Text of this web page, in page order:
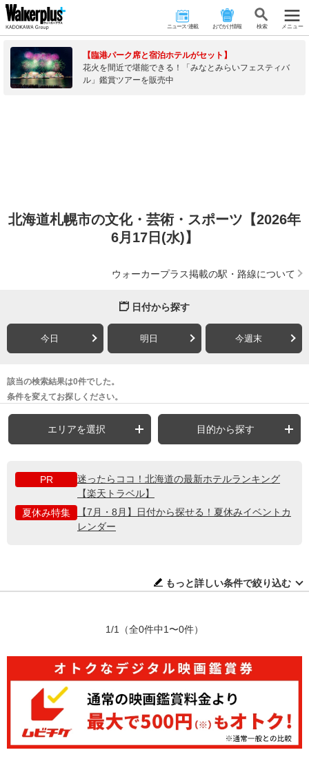
ニュース･連載 おでかけ情報 検 索 メニュー
【臨港パーク席と宿泊ホテルがセット】
花火を間近で堪能できる！「みなとみらいフェスティバ
ル」鑑賞ツアーを販売中
北海道札幌市の文化・芸術・スポーツ【2026年
6月17日(水)】
ウォーカープラス掲載の駅・路線について
日付から探す
今日 明日 今週末
該当の検索結果は0件でした。
条件を変えてお探しください。
エリアを選択 目的から探す
PR
迷ったらココ！北海道の最新ホテルランキング
【楽天トラベル】
夏休み特集
【7月・8月】日付から探せる！夏休みイベントカ
レンダー
もっと詳しい条件で絞り込む
1/1 （全0件中1〜0件）